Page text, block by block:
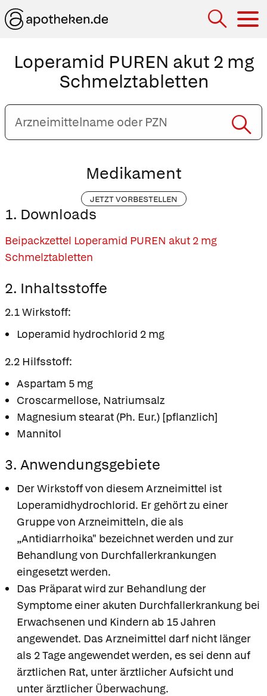
Loperamid PUREN akut 2 mg
Schmelztabletten
Arzneimittelname
oder
PZN
Medikament
JETZT VORBESTELLEN
1. Downloads
Beipackzettel Loperamid PUREN akut 2 mg
Schmelztabletten
2. Inhaltsstoffe
2.1 Wirkstoff:
Loperamid hydrochlorid 2 mg
2.2 Hilfsstoff:
Aspartam 5 mg
Croscarmellose, Natriumsalz
Magnesium stearat (Ph. Eur.) [pflanzlich]
Mannitol
3. Anwendungsgebiete
Der Wirkstoff von diesem Arzneimittel ist
Loperamidhydrochlorid. Er gehört zu einer
Gruppe von Arzneimitteln, die als
„Antidiarrhoika" bezeichnet werden und zur
Behandlung von Durchfallerkrankungen
eingesetzt werden.
Das Präparat wird zur Behandlung der
Symptome einer akuten Durchfallerkrankung bei
Erwachsenen und Kindern ab 15 Jahren
angewendet. Das Arzneimittel darf nicht länger
als 2 Tage angewendet werden, es sei denn auf
ärztlichen Rat, unter ärztlicher Aufsicht und
unter ärztlicher Überwachung.